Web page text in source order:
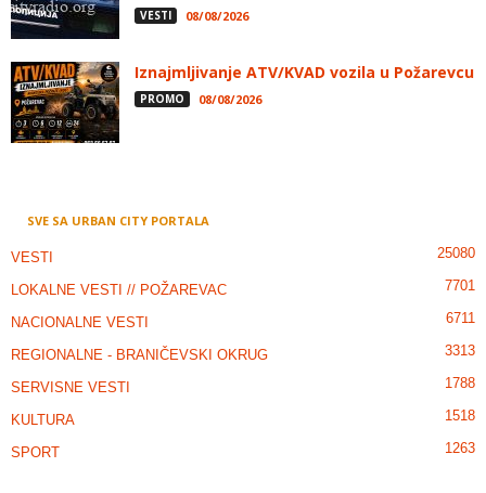
VESTI 08/08/2026
Iznajmljivanje ATV/KVAD vozila u Požarevcu
PROMO 08/08/2026
SVE SA URBAN CITY PORTALA
VESTI 25080
LOKALNE VESTI // POŽAREVAC 7701
NACIONALNE VESTI 6711
REGIONALNE - BRANIČEVSKI OKRUG 3313
SERVISNE VESTI 1788
KULTURA 1518
SPORT 1263